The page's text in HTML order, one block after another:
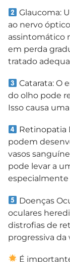
Glaucoma:
ao nervo
assintomático
em perda
tratado
Catarata: O
do olho pode
Isso causa
Retinopatia
podem
vasos
pode levar a
especialmente
Doenças
oculares
distrofias de
progressiva da
É